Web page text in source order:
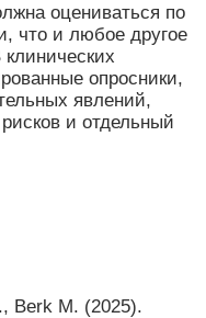
оцениваться по
что и любое другое
опросники,
явлений,
и отдельный
Berk M. (2025).